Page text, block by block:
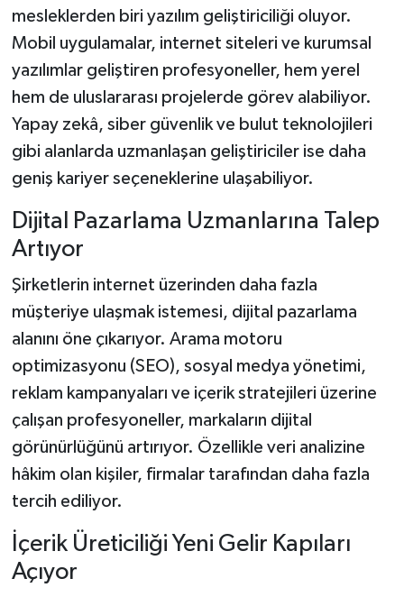
mesleklerden biri yazılım geliştiriciliği oluyor.
Mobil uygulamalar, internet siteleri ve kurumsal
yazılımlar geliştiren profesyoneller, hem yerel
hem de uluslararası projelerde görev alabiliyor.
Yapay zekâ, siber güvenlik ve bulut teknolojileri
gibi alanlarda uzmanlaşan geliştiriciler ise daha
geniş kariyer seçeneklerine ulaşabiliyor.
Dijital Pazarlama Uzmanlarına Talep
Artıyor
Şirketlerin internet üzerinden daha fazla
müşteriye ulaşmak istemesi, dijital pazarlama
alanını öne çıkarıyor. Arama motoru
optimizasyonu (SEO), sosyal medya yönetimi,
reklam kampanyaları ve içerik stratejileri üzerine
çalışan profesyoneller, markaların dijital
görünürlüğünü artırıyor. Özellikle veri analizine
hâkim olan kişiler, firmalar tarafından daha fazla
tercih ediliyor.
İçerik Üreticiliği Yeni Gelir Kapıları
Açıyor